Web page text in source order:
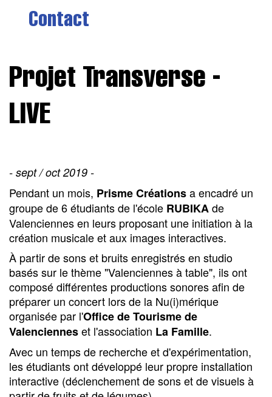
Contact
Projet Transverse -
LIVE
- sept / oct 2019 -
Pendant un mois, Prisme Créationsa encadré un
groupe de 6 étudiants de l'école RUBIKAde
Valenciennes en leurs proposant une initiation à la
création musicale et aux images interactives.
À partir de sons et bruits enregistrés en studio
basés sur le thème "Valenciennes à table", ils ont
composé différentes productions sonores afin de
préparer un concert lors de la Nu(i)mérique
organisée par l'Office de Tourisme de
Valencienneset l'association La Famille.
Avec un temps de recherche et d'expérimentation,
les étudiants ont développé leur propre installation
interactive (déclenchement de sons et de visuels à